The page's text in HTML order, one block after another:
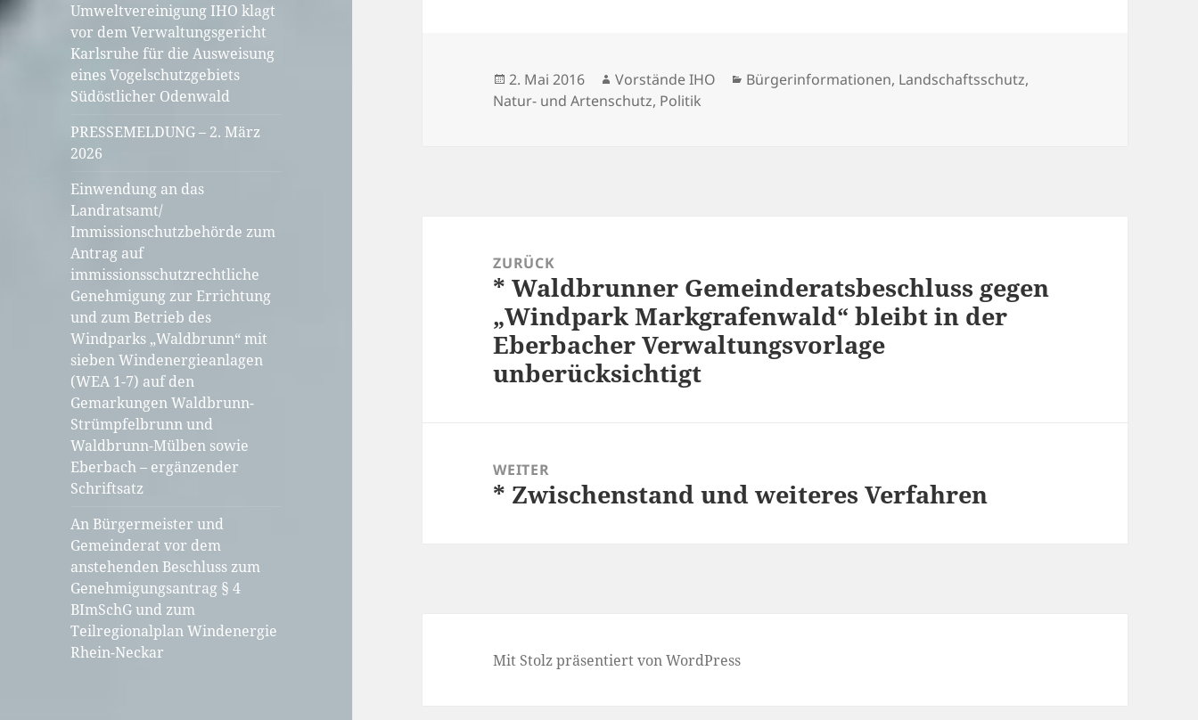
Umweltvereinigung IHO klagt
vor dem Verwaltungsgericht
Karlsruhe für die Ausweisung
eines Vogelschutzgebiets
Südöstlicher Odenwald
PRESSEMELDUNG – 2. März
2026
Einwendung an das
Landratsamt/
Immissionschutzbehörde zum
Antrag auf
immissionsschutzrechtliche
Genehmigung zur Errichtung
und zum Betrieb des
Windparks „Waldbrunn“ mit
sieben Windenergieanlagen
(WEA 1-7) auf den
Gemarkungen Waldbrunn-
Strümpfelbrunn und
Waldbrunn-Mülben sowie
Eberbach – ergänzender
Schriftsatz
An Bürgermeister und
Gemeinderat vor dem
anstehenden Beschluss zum
Genehmigungsantrag § 4
BImSchG und zum
Teilregionalplan Windenergie
Rhein-Neckar
Veröffentlicht
am
2. Mai 2016 Autor
Vorstände IHO Kategorien
Bürgerinformationen, Landschaftsschutz,
Natur- und Artenschutz, Politik
ZURÜCK
Vorheriger
Beitrag:
* Waldbrunner Gemeinderatsbeschluss gegen
„Windpark Markgrafenwald“ bleibt in der
Eberbacher Verwaltungsvorlage
unberücksichtigt
WEITER
Nächster
* Zwischenstand und weiteres Verfahren
Mit Stolz präsentiert von WordPress